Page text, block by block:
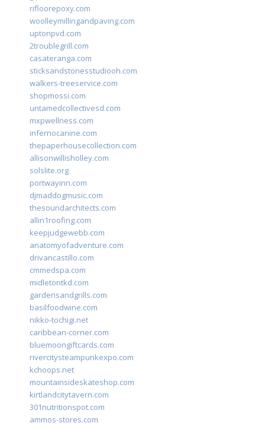
rifloorepoxy.com
woolleymillingandpaving.com
uptonpvd.com
2troublegrill.com
casateranga.com
sticksandstonesstudiooh.com
walkers-treeservice.com
shopmossi.com
untamedcollectivesd.com
mxpwellness.com
infernocanine.com
thepaperhousecollection.com
allisonwillisholley.com
solslite.org
portwayinn.com
djmaddogmusic.com
thesoundarchitects.com
allin1roofing.com
keepjudgewebb.com
anatomyofadventure.com
drivancastillo.com
cmmedspa.com
midletontkd.com
gardensandgrills.com
basilfoodwine.com
nikko-tochigi.net
caribbean-corner.com
bluemoongiftcards.com
rivercitysteampunkexpo.com
kchoops.net
mountainsideskateshop.com
kirtlandcitytavern.com
301nutritionspot.com
ammos-stores.com